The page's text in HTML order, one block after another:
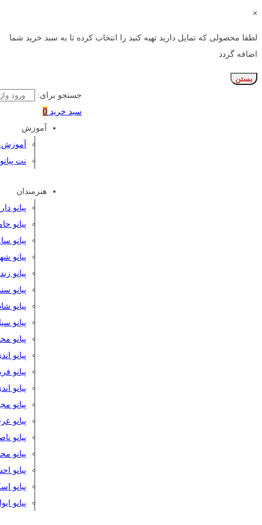
×
لطفا محصولی که تمایل دارید تهیه کنید را انتخاب کرده تا به سبد خرید شما
اضافه گردد
بستن
جستجو برای:
سبد خرید 0
آموزش
آموزش
نت پیانو
هنرمندان
پیانو
پیانو
پیانو
پیانو
پیانو
پیانو
پیانو
پیانو
پیانو
پیانو
پیانو
پیانو
پیانو
پیانو
پیانو
پیانو
پیانو
پیانو
پیانو